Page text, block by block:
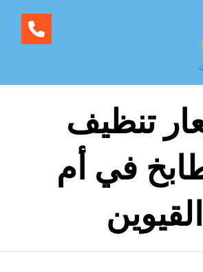
تنظيف
في أم
القيوين